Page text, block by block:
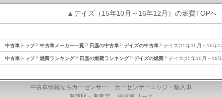
▲デイズ（15年10月～16年12月）の燃費TOPへ
中古車トップ 中古車メーカー一覧 日産の中古車 デイズの中古車 デイズ(15年10月～16年
中古車トップ 燃費ランキング 日産の燃費ランキング デイズの燃費 デイズ(15年10月～16
中古車情報ならカーセンサー
カーセンサーエッジ・輸入車